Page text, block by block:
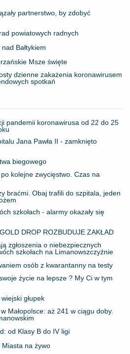
partnerstwo, by zdobyć
powiatowych radnych
Bałtykiem
Msze święte
dzienne zakażenia koronawirusem
spotkań
pandemii koronawirusa od 22 do 25
Jana Pawła II - zamknięto
biegowego
po kolejne zwycięstwo. Czas na
braćmi. Obaj trafili do szpitala, jeden
szkołach - alarmy okazały się
DROP ROZBUDUJE ZAKŁAD
zgłoszenia o niebezpiecznych
szkołach na Limanowszczyźnie
osób z kwarantanny na testy
życie na lepsze ? My Ci w tym
głupek
Małopolsce: aż 241 w ciągu doby.
od Klasy B do IV ligi
Miasta na żywo